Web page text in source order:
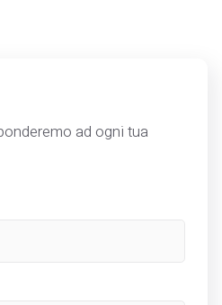
ad ogni tua